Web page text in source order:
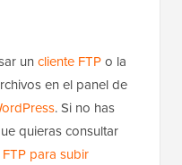
un cliente FTPo la
en el panel de
. Si no has
quieras consultar
para subir